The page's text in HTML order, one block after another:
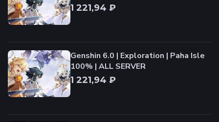
1 221,94 ₽
Genshin 6.0 | Exploration | Paha Isle
100% | ALL SERVER
1 221,94 ₽